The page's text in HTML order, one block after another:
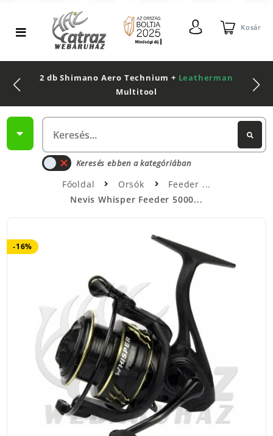
Kosár
2 db Shimano Aero Technium + Leatherman
Multitool
Keresés ebben a kategóriában
Főoldal Orsók
Feeder
Nevis Whisper Feeder 5000...
-16%